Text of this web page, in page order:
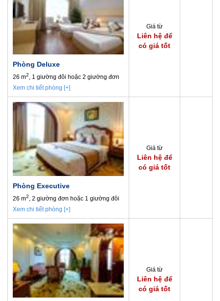
Phòng Deluxe
26 m2
, 1 giường đôi hoặc 2 giường đơn
Xem chi tiết phòng [+]
Giá từ
Liên hệ để
có giá tốt
Phòng Executive
26 m2
, 2 giường đơn hoặc 1 giường đôi
Xem chi tiết phòng [+]
Giá từ
Liên hệ để
có giá tốt
Giá từ
Liên hệ để
có giá tốt